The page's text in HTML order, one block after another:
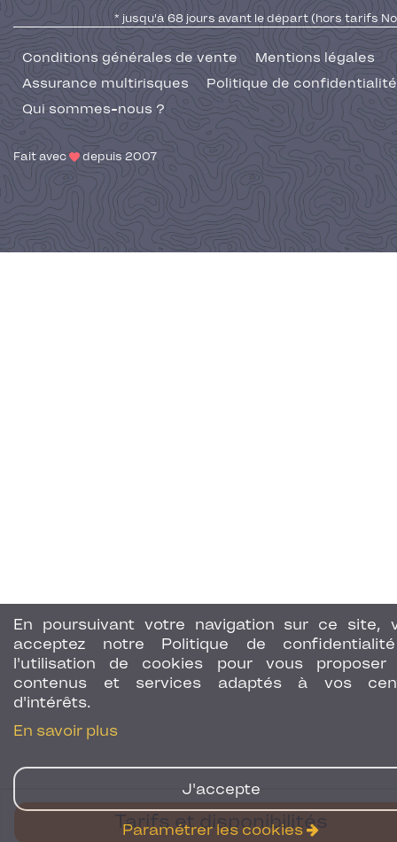
Tarifs et disponibilités
En poursuivant votre navigation sur ce site,
acceptez notre Politique de
l'utilisation de cookies pour vous proposer
contenus et services adaptés à vos
d'intérêts.
En savoir plus
J'accepte
Paramétrer les cookies
* jusqu'à 68 jours avant le départ (hors tarifs No
Conditions générales de vente
Mentions légales
Assurance multirisques
Politique de confidentialité
Qui sommes-nous ?
Fait avec depuis 2007